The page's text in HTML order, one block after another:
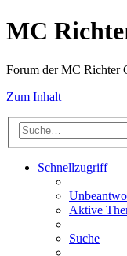
MC
Forum der MC Richter
Zum Inhalt
Schnellzugriff
Aktive
Suche